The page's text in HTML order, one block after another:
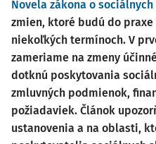
Novela zákona o
zmien, ktoré budú do
niekoľkých termínoch. V
zameriame na zmeny
dotknú poskytovania
zmluvných podmienok,
požiadaviek. Článok
ustanovenia a na oblasti,